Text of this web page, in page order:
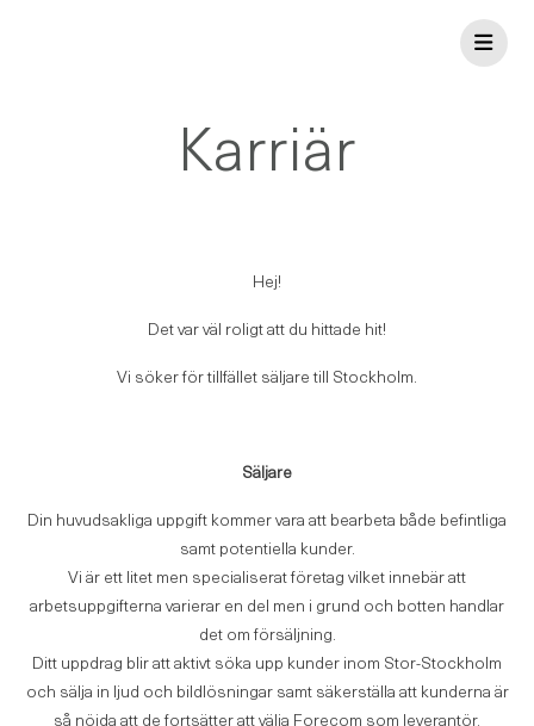
Karriär
Hej!
Det var väl roligt att du hittade hit!
Vi söker för tillfället säljare till Stockholm.
Säljare
Din huvudsakliga uppgift kommer vara att bearbeta både befintliga
samt potentiella kunder.
Vi är ett litet men specialiserat företag vilket innebär att
arbetsuppgifterna varierar en del men i grund och botten handlar
det om försäljning.
Ditt uppdrag blir att aktivt söka upp kunder inom Stor-Stockholm
och sälja in ljud och bildlösningar samt säkerställa att kunderna är
så nöjda att de fortsätter att välja Forecom som leverantör.